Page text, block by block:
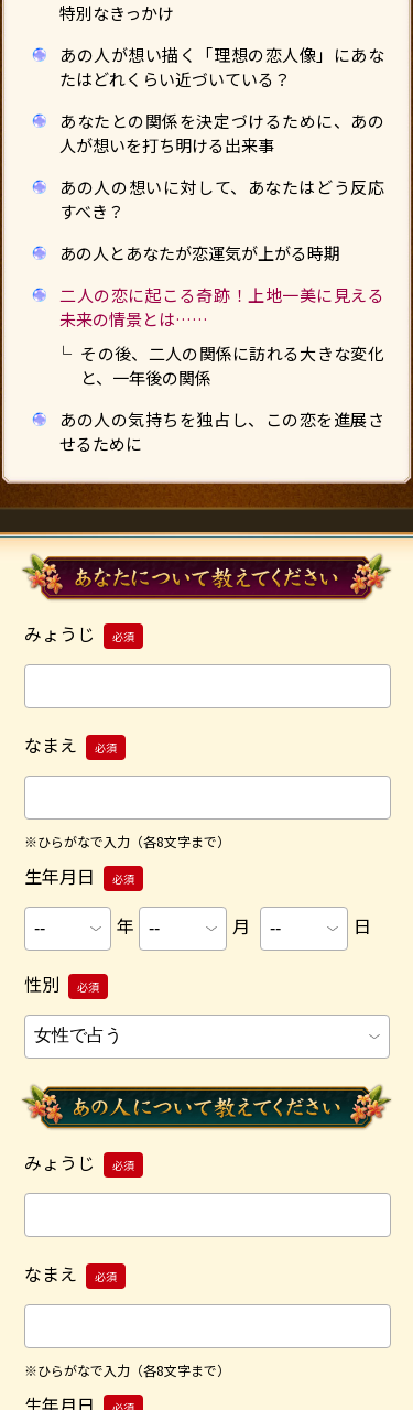
特別なきっかけ
あの人が想い描く「理想の恋人像」にあな
たはどれくらい近づいている？
あなたとの関係を決定づけるために、あの
人が想いを打ち明ける出来事
あの人の想いに対して、あなたはどう反応
すべき？
あの人とあなたが恋運気が上がる時期
二人の恋に起こる奇跡！上地一美に見える
未来の情景とは……
その後、二人の関係に訪れる大きな変化
と、一年後の関係
あの人の気持ちを独占し、この恋を進展さ
せるために
みょうじ 必須
なまえ 必須
※ひらがなで入力（各8文字まで）
生年月日 必須
年 月 日
性別 必須
みょうじ 必須
なまえ 必須
※ひらがなで入力（各8文字まで）